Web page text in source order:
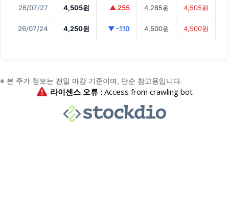
26/07/27 4,505원 ▲ 255 4,285원 4,505원
26/07/24 4,250원 ▼ -110 4,500원 4,500원
※ 본 주가 정보는 전일 마감 기준이며, 단순 참고용입니다.